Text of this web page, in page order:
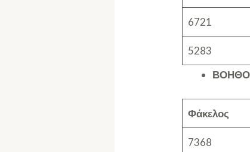
6721
5283
Φάκελος
7368